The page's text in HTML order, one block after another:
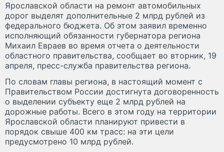
Ярославской области на ремонт автомобильных
дорог выделят дополнительные 2 млрд рублей из
федерального бюджета. Об этом заявил временно
исполняющий обязанности губернатора региона
Михаил Евраев во время отчета о деятельности
областного правительства, сообщает во вторник, 19
апреля, пресс-служба правительства региона.
По словам главы региона, в настоящий момент с
Правительством России достигнута договоренность
о выделении субъекту еще 2 млрд рублей на
дорожные работы. Всего в этом году на территории
Ярославской области планируют привести в
порядок свыше 400 км трасс: на эти цели
предусмотрено 10 млрд рублей.